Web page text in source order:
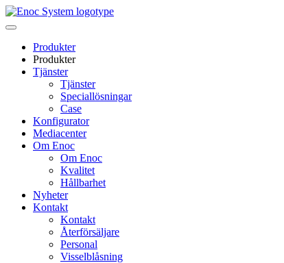
Skip
to
Produkter
Produkter
Tjänster
Tjänster
Speciallösningar
Case
Konfigurator
Mediacenter
Om Enoc
Om Enoc
Kvalitet
Hållbarhet
Nyheter
Kontakt
Kontakt
Återförsäljare
Personal
Visselblåsning